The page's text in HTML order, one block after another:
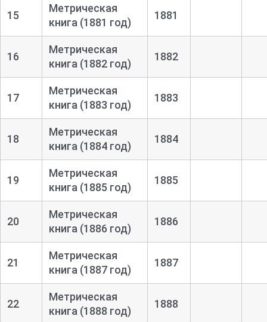
15
Метрическая
книга (1881 год)
1881
16
Метрическая
книга (1882 год)
1882
17
Метрическая
книга (1883 год)
1883
18
Метрическая
книга (1884 год)
1884
19
Метрическая
книга (1885 год)
1885
20
Метрическая
книга (1886 год)
1886
21
Метрическая
книга (1887 год)
1887
22
Метрическая
книга (1888 год)
1888